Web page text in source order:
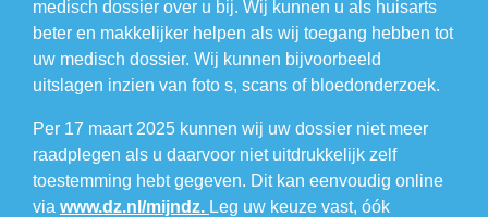
medisch dossier over u bij. Wij kunnen u als huisarts
beter en makkelijker helpen als wij toegang hebben tot
uw medisch dossier. Wij kunnen bijvoorbeeld
uitslagen inzien van foto s, scans of bloedonderzoek.
Per 17 maart 2025 kunnen wij uw dossier niet meer
raadplegen als u daarvoor niet uitdrukkelijk zelf
toestemming hebt gegeven. Dit kan eenvoudig online
via www.dz.nl/mijndz. Leg uw keuze vast, óók